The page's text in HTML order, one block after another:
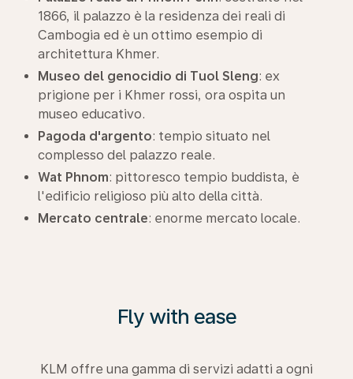
1866, il palazzo è la residenza dei reali di
Cambogia ed è un ottimo esempio di
architettura Khmer.
Museo del genocidio di Tuol Sleng: ex
prigione per i Khmer rossi, ora ospita un
museo educativo.
Pagoda d'argento: tempio situato nel
complesso del palazzo reale.
Wat Phnom: pittoresco tempio buddista, è
l'edificio religioso più alto della città.
Mercato centrale: enorme mercato locale.
Fly with ease
KLM offre una gamma di servizi adatti a ogni